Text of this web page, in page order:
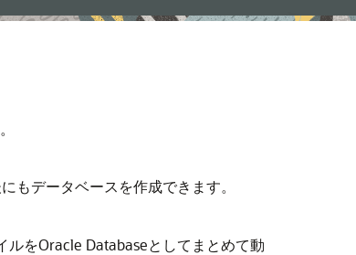
もデータベースを作成できます。
をOracle Databaseとしてまとめて動